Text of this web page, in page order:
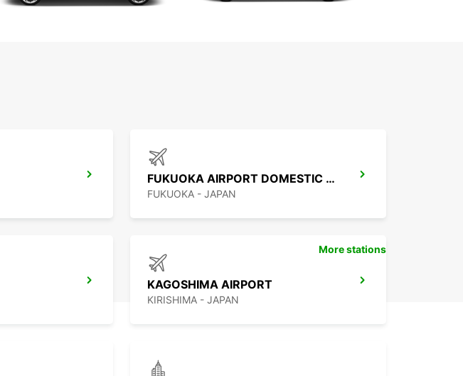
FUKUOKA AIRPORT DOMESTIC TERMINAL
FUKUOKA - JAPAN
KAGOSHIMA AIRPORT
KIRISHIMA - JAPAN
More stations